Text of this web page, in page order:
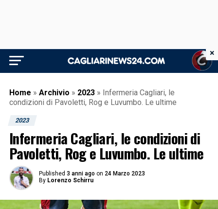
Home » Archivio » 2023 » Infermeria Cagliari, le
condizioni di Pavoletti, Rog e Luvumbo. Le ultime
2023
Infermeria Cagliari, le condizioni di
Pavoletti, Rog e Luvumbo. Le ultime
Published 3 anni ago on 24 Marzo 2023
By Lorenzo Schirru
×